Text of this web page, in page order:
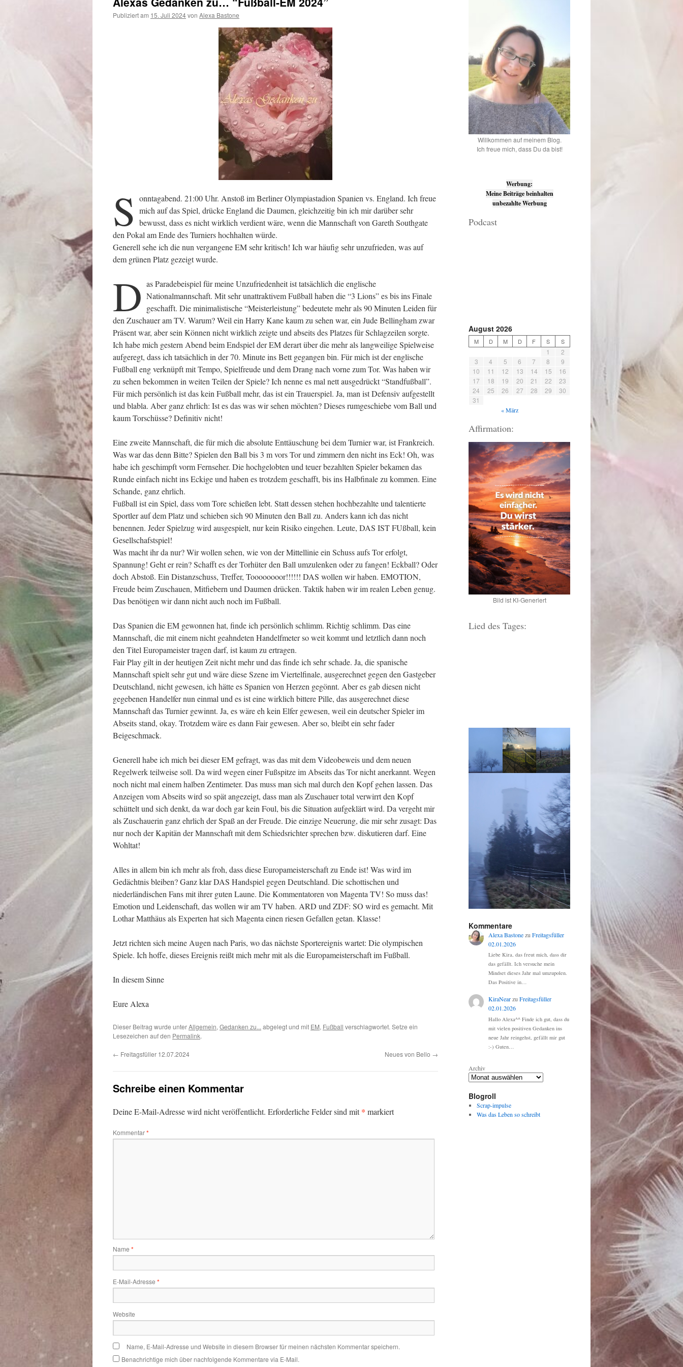
Publiziert am 15. Juli 2024von Alexa Bastone
S onntagabend. 21:00 Uhr. Anstoß im Berliner Olympiastadion Spanien vs. England. Ich freue
mich auf das Spiel, drücke England die Daumen, gleichzeitig bin ich mir darüber sehr
bewusst, dass es nicht wirklich verdient wäre, wenn die Mannschaft von Gareth Southgate
den Pokal am Ende des Turniers hochhalten würde.
Generell sehe ich die nun vergangene EM sehr kritisch! Ich war häufig sehr unzufrieden, was auf
dem grünen Platz gezeigt wurde.
D as Paradebeispiel für meine Unzufriedenheit ist tatsächlich die englische
Nationalmannschaft. Mit sehr unattraktivem Fußball haben die “3 Lions” es bis ins Finale
geschafft. Die minimalistische “Meisterleistung” bedeutete mehr als 90 Minuten Leiden für
den Zuschauer am TV. Warum? Weil ein Harry Kane kaum zu sehen war, ein Jude Bellingham zwar
Präsent war, aber sein Können nicht wirklich zeigte und abseits des Platzes für Schlagzeilen sorgte.
Ich habe mich gestern Abend beim Endspiel der EM derart über die mehr als langweilige Spielweise
aufgeregt, dass ich tatsächlich in der 70. Minute ins Bett gegangen bin. Für mich ist der englische
Fußball eng verknüpft mit Tempo, Spielfreude und dem Drang nach vorne zum Tor. Was haben wir
zu sehen bekommen in weiten Teilen der Spiele? Ich nenne es mal nett ausgedrückt “Standfußball”.
Für mich persönlich ist das kein Fußball mehr, das ist ein Trauerspiel. Ja, man ist Defensiv aufgestellt
und blabla. Aber ganz ehrlich: Ist es das was wir sehen möchten? Dieses rumgeschiebe vom Ball und
kaum Torschüsse? Definitiv nicht!
Eine zweite Mannschaft, die für mich die absolute Enttäuschung bei dem Turnier war, ist Frankreich.
Was war das denn Bitte? Spielen den Ball bis 3 m vors Tor und zimmern den nicht ins Eck! Oh, was
habe ich geschimpft vorm Fernseher. Die hochgelobten und teuer bezahlten Spieler bekamen das
Runde einfach nicht ins Eckige und haben es trotzdem geschafft, bis ins Halbfinale zu kommen. Eine
Schande, ganz ehrlich.
Fußball ist ein Spiel, dass vom Tore schießen lebt. Statt dessen stehen hochbezahlte und talentierte
Sportler auf dem Platz und schieben sich 90 Minuten den Ball zu. Anders kann ich das nicht
benennen. Jeder Spielzug wird ausgespielt, nur kein Risiko eingehen. Leute, DAS IST FUßball, kein
Gesellschafstspiel!
Was macht ihr da nur? Wir wollen sehen, wie von der Mittellinie ein Schuss aufs Tor erfolgt,
Spannung! Geht er rein? Schafft es der Torhüter den Ball umzulenken oder zu fangen! Eckball? Oder
doch Abstoß. Ein Distanzschuss, Treffer, Toooooooor!!!!!! DAS wollen wir haben. EMOTION,
Freude beim Zuschauen, Mitfiebern und Daumen drücken. Taktik haben wir im realen Leben genug.
Das benötigen wir dann nicht auch noch im Fußball.
Das Spanien die EM gewonnen hat, finde ich persönlich schlimm. Richtig schlimm. Das eine
Mannschaft, die mit einem nicht geahndeten Handelfmeter so weit kommt und letztlich dann noch
den Titel Europameister tragen darf, ist kaum zu ertragen.
Fair Play gilt in der heutigen Zeit nicht mehr und das finde ich sehr schade. Ja, die spanische
Mannschaft spielt sehr gut und wäre diese Szene im Viertelfinale, ausgerechnet gegen den Gastgeber
Deutschland, nicht gewesen, ich hätte es Spanien von Herzen gegönnt. Aber es gab diesen nicht
gegebenen Handelfer nun einmal und es ist eine wirklich bittere Pille, das ausgerechnet diese
Mannschaft das Turnier gewinnt. Ja, es wäre eh kein Elfer gewesen, weil ein deutscher Spieler im
Abseits stand, okay. Trotzdem wäre es dann Fair gewesen. Aber so, bleibt ein sehr fader
Beigeschmack.
Generell habe ich mich bei dieser EM gefragt, was das mit dem Videobeweis und dem neuen
Regelwerk teilweise soll. Da wird wegen einer Fußspitze im Abseits das Tor nicht anerkannt. Wegen
noch nicht mal einem halben Zentimeter. Das muss man sich mal durch den Kopf gehen lassen. Das
Anzeigen vom Abseits wird so spät angezeigt, dass man als Zuschauer total verwirrt den Kopf
schüttelt und sich denkt, da war doch gar kein Foul, bis die Situation aufgeklärt wird. Da vergeht mir
als Zuschauerin ganz ehrlich der Spaß an der Freude. Die einzige Neuerung, die mir sehr zusagt: Das
nur noch der Kapitän der Mannschaft mit dem Schiedsrichter sprechen bzw. diskutieren darf. Eine
Wohltat!
Alles in allem bin ich mehr als froh, dass diese Europameisterschaft zu Ende ist! Was wird im
Gedächtnis bleiben? Ganz klar DAS Handspiel gegen Deutschland. Die schottischen und
niederländischen Fans mit ihrer guten Laune. Die Kommentatoren von Magenta TV! So muss das!
Emotion und Leidenschaft, das wollen wir am TV haben. ARD und ZDF: SO wird es gemacht. Mit
Lothar Matthäus als Experten hat sich Magenta einen riesen Gefallen getan. Klasse!
Jetzt richten sich meine Augen nach Paris, wo das nächste Sportereignis wartet: Die olympischen
Spiele. Ich hoffe, dieses Ereignis reißt mich mehr mit als die Europameisterschaft im Fußball.
In diesem Sinne
Eure Alexa
Dieser Beitrag wurde unterAllgemein, Gedanken zu... abgelegt und mit EM, Fußball verschlagwortet. Setze ein
Lesezeichen auf den Permalink.
← Freitagsfüller 12.07.2024 Neues von Bello →
Schreibe einen Kommentar
Deine E-Mail-Adresse wird nicht veröffentlicht. Erforderliche Felder sind mit* markiert
Kommentar*
Name *
E-Mail-Adresse *
Website
Name, E-Mail-Adresse und Website in diesem Browser für meinen nächsten Kommentar speichern.
Benachrichtige mich über nachfolgende Kommentare via E-Mail.
Willkommen auf meinem Blog.
Ich freue mich, dass Du da bist!
Werbung:
Meine Beiträge beinhalten
unbezahlte Werbung
Podcast
August 2026
M D M D F S S
1
2
3
4 5 6 7 8
9
10
11 12 13 14 15
16
17
18 19 20 21 22
23
24
25 26 27 28 29
30
31
« März
Affirmation:
Bild ist KI-Generiert
Lied des Tages:
Kommentare
Alexa Bastonezu Freitagsfüller
02.01.2026
Liebe Kira, das freut mich, dass dir
das gefällt. Ich versuche mein
Mindset dieses Jahr mal umzupolen.
Das Positive in…
KiraNearzu Freitagsfüller
02.01.2026
Hallo Alexa^^ Finde ich gut, dass du
mit vielen positiven Gedanken ins
neue Jahr reingehst, gefällt mir gut
:-) Guten…
Archiv
Blogroll
Scrap-impulse
Was das Leben so schreibt